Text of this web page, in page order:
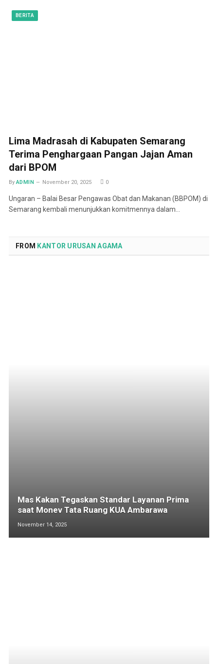
BERITA
Lima Madrasah di Kabupaten Semarang
Terima Penghargaan Pangan Jajan Aman
dari BPOM
By ADMIN November 20, 2025 0
Ungaran – Balai Besar Pengawas Obat dan Makanan (BBPOM) di
Semarang kembali menunjukkan komitmennya dalam…
FROM KANTOR URUSAN AGAMA
Mas Kakan Tegaskan Standar Layanan Prima
saat Monev Tata Ruang KUA Ambarawa
November 14, 2025